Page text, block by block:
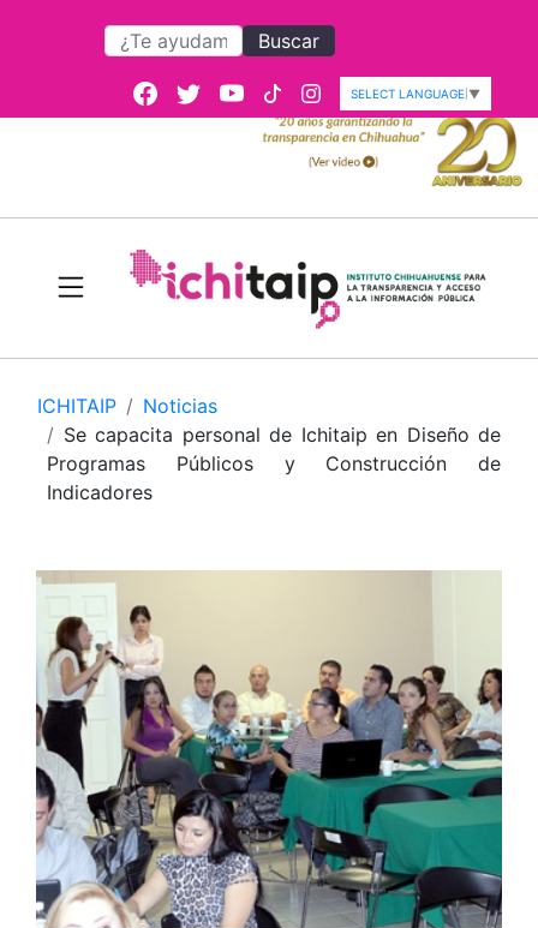
Buscar
SELECT LANGUAGE ▼
ICHITAIP
Noticias
Se capacita personal de Ichitaip en Diseño de
Programas Públicos y Construcción de
Indicadores